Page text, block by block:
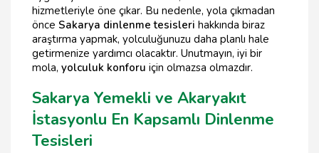
hizmetleriyle öne çıkar. Bu nedenle, yola çıkmadan
önce Sakarya dinlenme tesisleri hakkında biraz
araştırma yapmak, yolculuğunuzu daha planlı hale
getirmenize yardımcı olacaktır. Unutmayın, iyi bir
mola, yolculuk konforu için olmazsa olmazdır.
Sakarya Yemekli ve Akaryakıt
İstasyonlu En Kapsamlı Dinlenme
Tesisleri